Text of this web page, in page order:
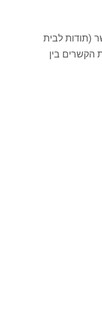
(תודות לבית
הקשרים בין